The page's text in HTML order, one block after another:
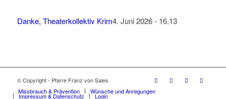
Danke, Theaterkollektiv Krim4. Juni 2026 - 16.13
© Copyright - Pfarre Franz von Sales
Missbrauch & Prävention
Wünsche und Anregungen
Impressum & Datenschutz Login